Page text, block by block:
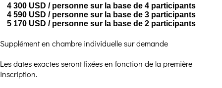
4 300 USD / personne sur la base de 4 participants
4 590 USD / personne sur la base de 3 participants
5 170 USD / personne sur la base de 2 participants
Supplément en chambre individuelle sur demande
Les dates exactes seront fixées en fonction de la première
inscription.